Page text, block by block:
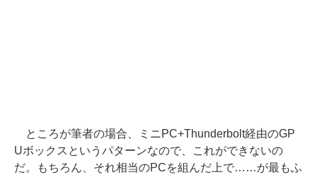
ところが筆者の場合、ミニPC+Thunderbolt経由のGP
Uボックスというパターンなので、これができないの
だ。もちろん、それ相当のPCを組んだ上で……が最もふ